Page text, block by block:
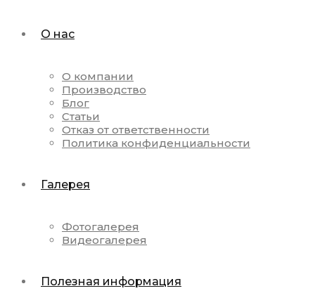
О нас
О компании
Производство
Блог
Статьи
Отказ от ответственности
Политика конфиденциальности
Галерея
Фотогалерея
Видеогалерея
Полезная информация